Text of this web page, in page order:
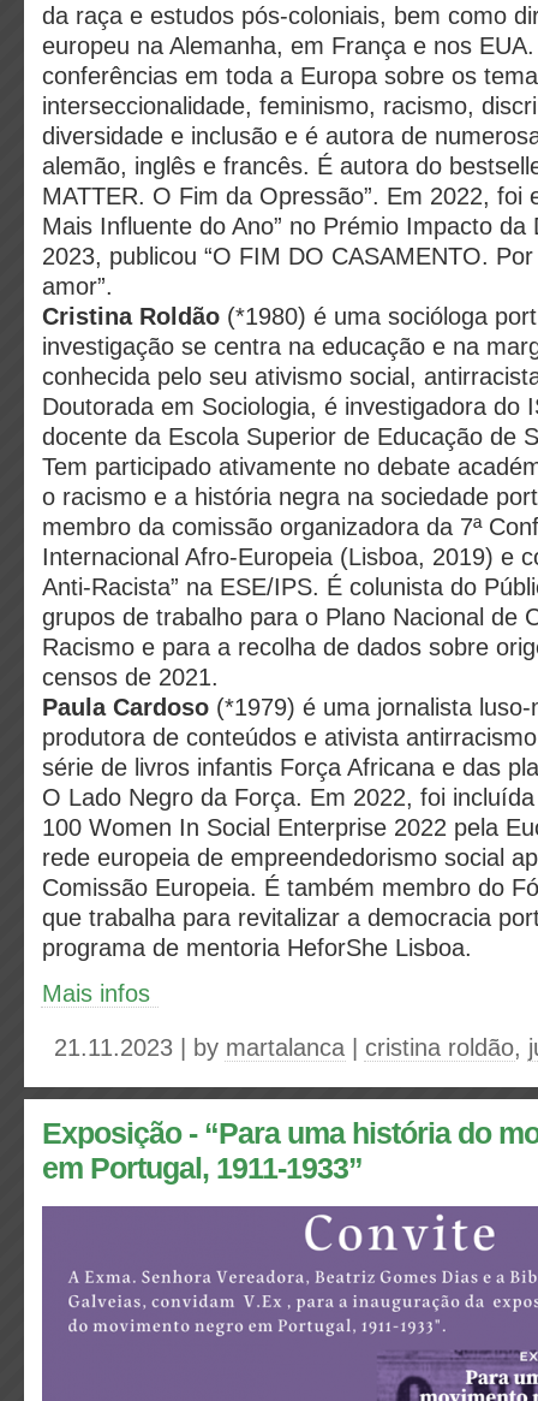
da raça e estudos pós-coloniais, bem como
europeu na Alemanha, em França e nos
conferências em toda a Europa sobre os
interseccionalidade, feminismo, racismo,
diversidade e inclusão e é autora de
alemão, inglês e francês. É autora do
MATTER. O Fim da Opressão”. Em 2022, foi
Mais Influente do Ano” no Prémio Impacto da
2023, publicou “O FIM DO CASAMENTO.
amor”.
Cristina Roldão (*1980) é uma socióloga
investigação se centra na educação e na
conhecida pelo seu ativismo social,
Doutorada em Sociologia, é investigadora do
docente da Escola Superior de Educação de
Tem participado ativamente no debate
o racismo e a história negra na sociedade
membro da comissão organizadora da 7ª
Internacional Afro-Europeia (Lisboa, 2019) e
Anti-Racista” na ESE/IPS. É colunista do
grupos de trabalho para o Plano Nacional de
Racismo e para a recolha de dados sobre
censos de 2021.
Paula Cardoso (*1979) é uma jornalista
produtora de conteúdos e ativista
série de livros infantis Força Africana e das
O Lado Negro da Força. Em 2022, foi
100 Women In Social Enterprise 2022 pela
rede europeia de empreendedorismo social
Comissão Europeia. É também membro do
que trabalha para revitalizar a democracia
programa de mentoria HeforShe Lisboa.
Mais infos
21.11.2023 | by martalanca cristina roldão,
Exposição - “Para uma história do
em Portugal, 1911-1933”